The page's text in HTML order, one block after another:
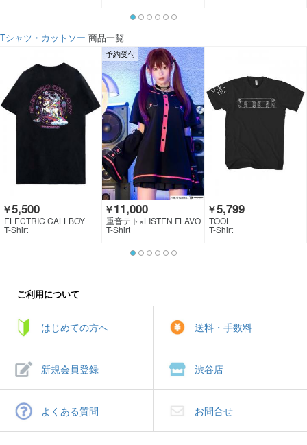
Tシャツ・カットソー 商品一覧
￥5,500
ELECTRIC CALLBOY
T-Shirt
予約受付
￥11,000
重音テト×LISTEN FLAVO
R
T-Shirt
￥5,799
TOOL
T-Shirt
ご利用について
はじめての方へ 送料・手数料
新規会員登録 渋谷店
よくある質問 お問合せ